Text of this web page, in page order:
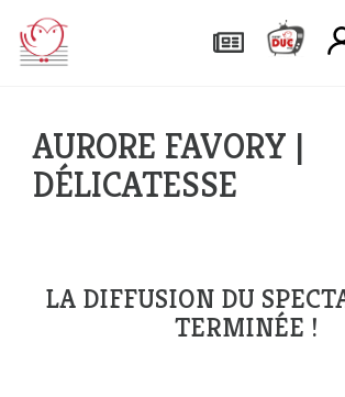
AURORE FAVORY |
DÉLICATESSE
LA DIFFUSION DU
TERMINÉE !